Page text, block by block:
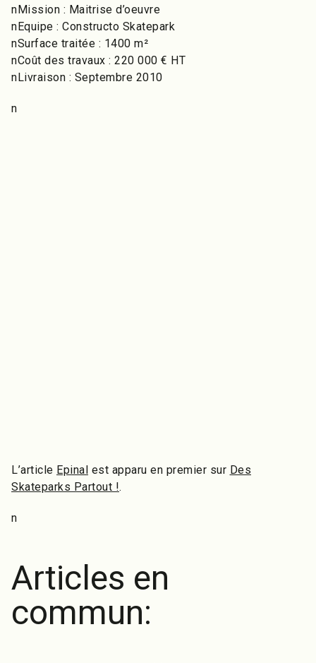
nMission : Maitrise d’oeuvre
nEquipe : Constructo Skatepark
nSurface traitée : 1400 m²
nCoût des travaux : 220 000 € HT
nLivraison : Septembre 2010
n
L’article Epinal est apparu en premier sur Des
Skateparks Partout !.
n
Articles en
commun: